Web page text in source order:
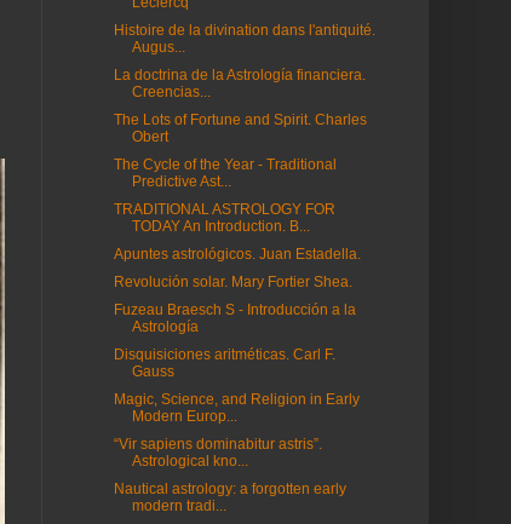
Histoire de la divination dans l'antiquité.
Augus...
La doctrina de la Astrología financiera.
Creencias...
The Lots of Fortune and Spirit. Charles
Obert
The Cycle of the Year - Traditional
Predictive Ast...
TRADITIONAL ASTROLOGY FOR
TODAY An Introduction. B...
Apuntes astrológicos. Juan Estadella.
Revolución solar. Mary Fortier Shea.
Fuzeau Braesch S - Introducción a la
Astrología
Disquisiciones aritméticas. Carl F.
Gauss
Magic, Science, and Religion in Early
Modern Europ...
“Vir sapiens dominabitur astris”.
Astrological kno...
Nautical astrology: a forgotten early
modern tradi...